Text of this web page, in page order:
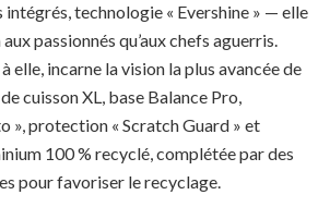
technologie « Evershine » — elle
aux passionnés qu’aux chefs aguerris.
elle, incarne la vision la plus avancée de
cuisson XL, base Balance Pro,
», protection « Scratch Guard » et
100 % recyclé, complétée par des
pour favoriser le recyclage.